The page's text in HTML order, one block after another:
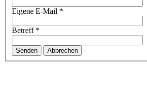
Eigene E-Mail *
Betreff*
Senden Abbrechen